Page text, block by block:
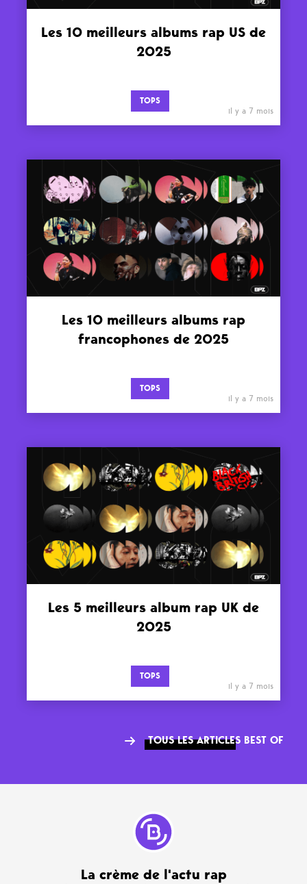
Les 10 meilleurs albums rap US de
2025
TOPS
il y a 7 mois
Les 10 meilleurs albums rap
francophones de 2025
TOPS
il y a 7 mois
Les 5 meilleurs album rap UK de
2025
TOPS
il y a 7 mois
TOUS LES ARTICLES BEST OF
La crème de l'actu rap